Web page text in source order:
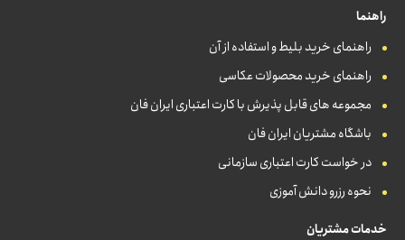
راهنما
راهنمای خرید بلیط و استفاده از آن
راهنمای خرید محصولات عکاسی
مجموعه های قابل پذیرش با کارت اعتباری ایران فان
باشگاه مشتریان ایران فان
در خواست کارت اعتباری سازمانی
نحوه رزرو دانش آموزی
خدمات مشتریان